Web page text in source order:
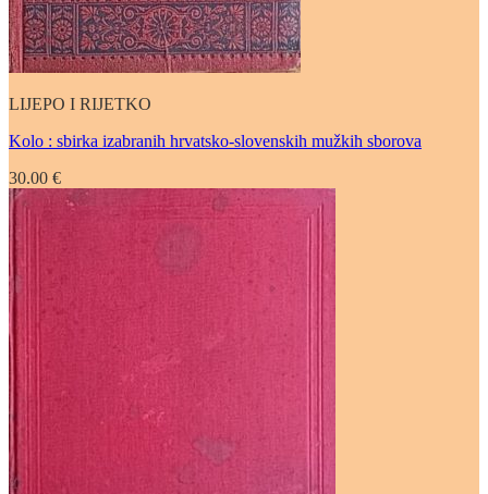
LIJEPO I RIJETKO
Kolo : sbirka izabranih hrvatsko-slovenskih mužkih sborova
30.00 €